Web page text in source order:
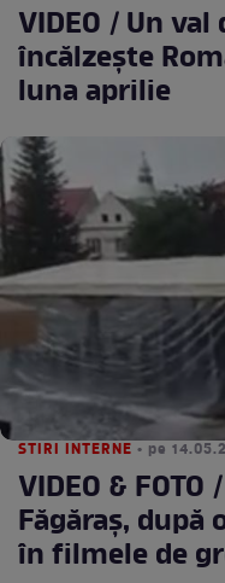
VIDEO / Un
încălzeşte
luna aprilie
STIRI INTERNE • pe
VIDEO &
Făgăraş, după
în filmele de